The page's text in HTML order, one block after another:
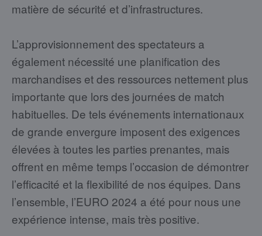
matière de sécurité et d’infrastructures.
L’approvisionnement des spectateurs a
également nécessité une planification des
marchandises et des ressources nettement plus
importante que lors des journées de match
habituelles. De tels événements internationaux
de grande envergure imposent des exigences
élevées à toutes les parties prenantes, mais
offrent en même temps l’occasion de démontrer
l’efficacité et la flexibilité de nos équipes. Dans
l’ensemble, l’EURO 2024 a été pour nous une
expérience intense, mais très positive.